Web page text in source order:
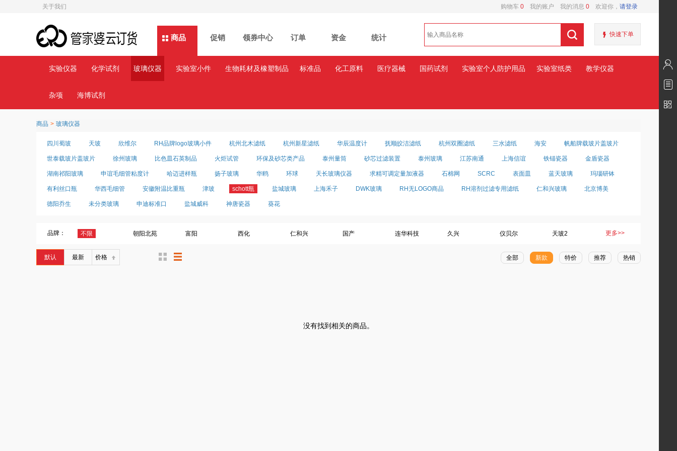
欢迎你， 请登录
关于我们 我的消息 0
我的账户
购物车 0
商品
实验仪器 化学试剂 玻璃仪器 实验室小件 生物耗材及橡塑制品 标准品 化工原料 医疗器械 国药试剂 实验室个人防护用品 实验室纸类 教学仪器
杂项 海博试剂
商品 促销 领券中心 订单 资金 统计 快速下单
商品 > 玻璃仪器
四川蜀玻 天玻 欣维尔 RH品牌logo玻璃小件 杭州北木滤纸 杭州新星滤纸 华辰温度计 抚顺皎洁滤纸 杭州双圈滤纸 三水滤纸 海安 帆船牌载玻片盖玻片
世泰载玻片盖玻片 徐州玻璃 比色皿石英制品 火炬试管 环保及砂芯类产品 泰州量筒 砂芯过滤装置 泰州玻璃 江苏南通 上海信谊 铁锚瓷器 金盾瓷器
湖南祁阳玻璃 申谊毛细管粘度计 哈迈进样瓶 扬子玻璃 华鸥 环球 天长玻璃仪器 求精可调定量加液器 石棉网 SCRC 表面皿 蓝天玻璃 玛瑙研钵
有利丝口瓶 华西毛细管 安徽附温比重瓶 津玻 schott瓶 盐城玻璃 上海禾子 DWK玻璃 RH无LOGO商品 RH溶剂过滤专用滤纸 仁和兴玻璃 北京博美
德阳乔生 未分类玻璃 申迪标准口 盐城威科 神唐瓷器 葵花
品牌： 不限 朝阳北苑 富阳 西化 仁和兴 国产 连华科技 久兴 仪贝尔 天玻2 更多>>
默认 最新 价格 全部 新款 特价 推荐 热销
没有找到相关的商品。